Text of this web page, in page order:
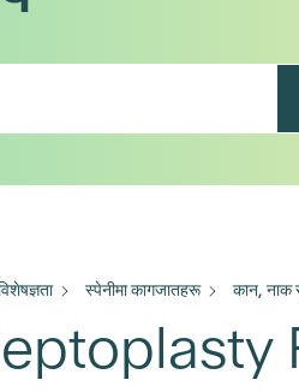
स्पेनीमा कागजातहरू कान, नाक